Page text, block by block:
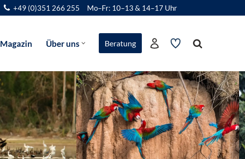
+49 (0)351 266 255 Mo–Fr: 10–13 & 14–17 Uhr
Magazin Über uns Beratung